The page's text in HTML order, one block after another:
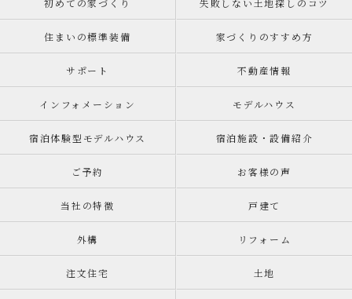
初めての家づくり 失敗しない土地探しのコツ
住まいの標準装備 家づくりのすすめ方
サポート 不動産情報
インフォメーション モデルハウス
宿泊体験型モデルハウス 宿泊施設・設備紹介
ご予約 お客様の声
当社の特徴 戸建て
外構 リフォーム
注文住宅 土地